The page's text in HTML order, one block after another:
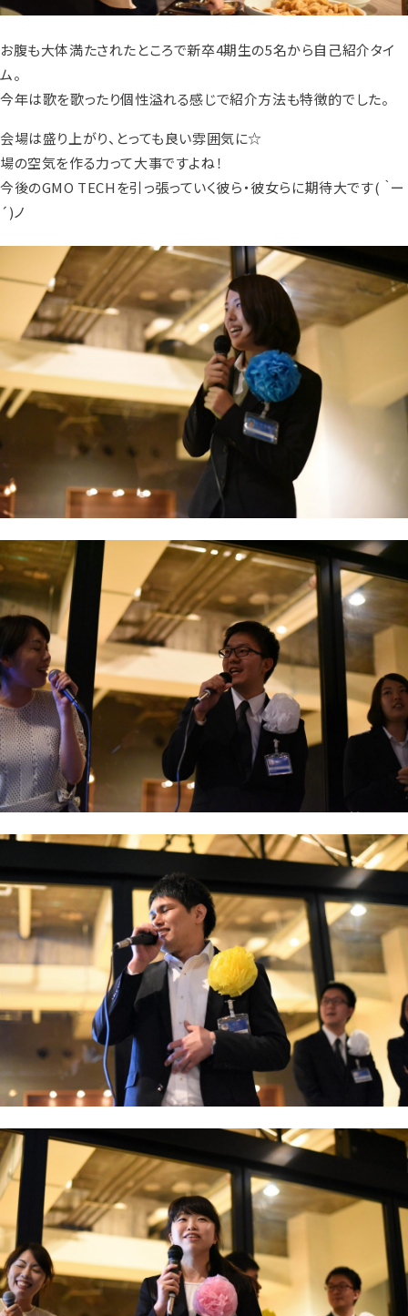
お腹も大体満たされたところで新卒4期生の5名から自己紹介タイ
ム。
今年は歌を歌ったり個性溢れる感じで紹介方法も特徴的でした。
会場は盛り上がり、とっても良い雰囲気に☆
場の空気を作る力って大事ですよね！
今後のGMO TECHを引っ張っていく彼ら・彼女らに期待大です( ｀ー
´)ノ